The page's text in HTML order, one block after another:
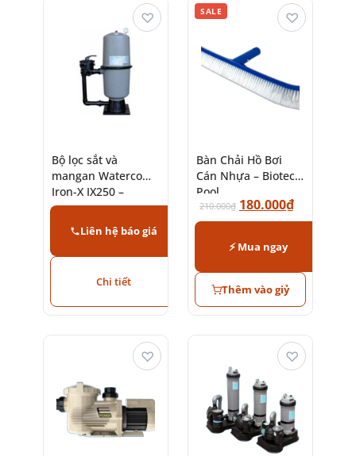
Bộ lọc sắt và
mangan Waterco
Iron-X IX250 –
IX1050 (DMI-Plus)
Liên hệ báo giá
Chi tiết
♡ SALE
Bàn Chải Hồ Bơi
Cán Nhựa – Biotech
Pool
210.000₫ 180.000₫
⚡ Mua ngay
Thêm vào giỷ
♡
♡ ♡